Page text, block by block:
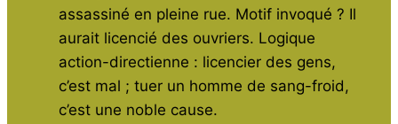
assassiné en pleine rue. Motif invoqué ? Il
aurait licencié des ouvriers. Logique
action-directienne : licencier des gens,
c’est mal ; tuer un homme de sang-froid,
c’est une noble cause.